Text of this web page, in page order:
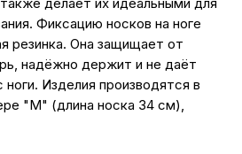
делает их идеальными для
Фиксацию носков на ноге
резинка. Она защищает от
надёжно держит и не даёт
ноги. Изделия производятся в
"М" (длина носка 34 см),